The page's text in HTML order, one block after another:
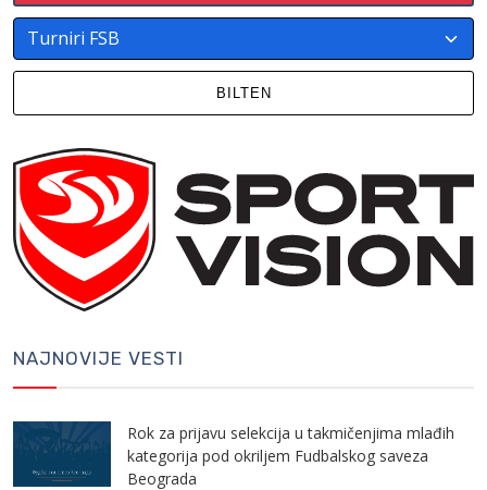
BILTEN
NAJNOVIJE VESTI
Rok za prijavu selekcija u takmičenjima mlađih
kategorija pod okriljem Fudbalskog saveza
Beograda